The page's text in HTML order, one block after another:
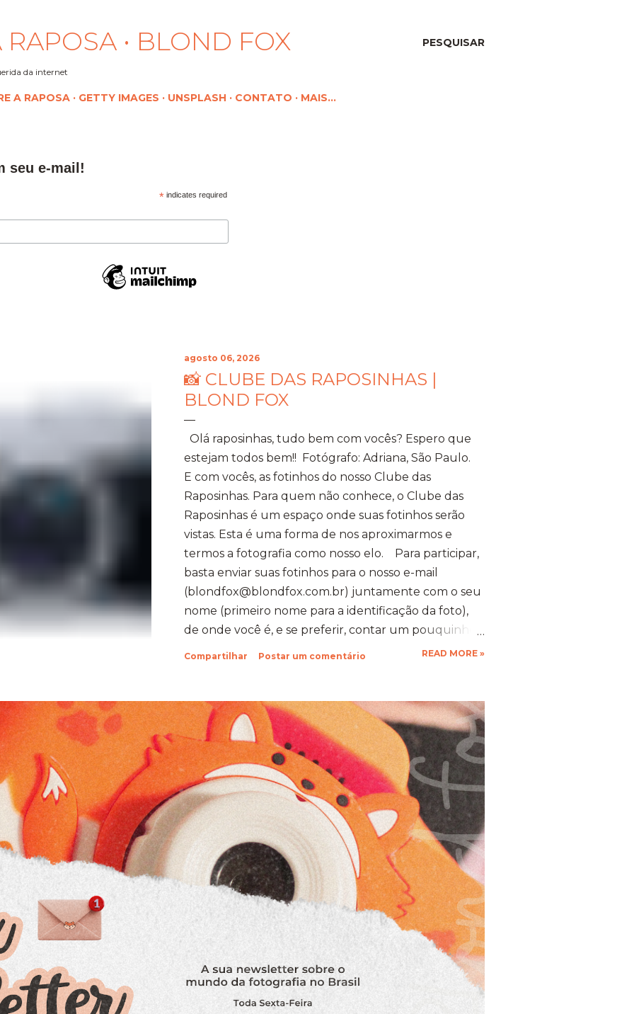
PESQUISAR
• BLOND FOX
da internet
A RAPOSA GETTY IMAGES UNSPLASH CONTATO MAIS…
seu e-mail!
*indicates required
agosto 06, 2026
📸 CLUBE DAS RAPOSINHAS |
BLOND FOX
Olá raposinhas, tudo bem com vocês? Espero que
estejam todos bem!! Fotógrafo: Adriana, São Paulo.
E com vocês, as fotinhos do nosso Clube das
Raposinhas. Para quem não conhece, o Clube das
Raposinhas é um espaço onde suas fotinhos serão
vistas. Esta é uma forma de nos aproximarmos e
termos a fotografia como nosso elo. Para participar,
basta enviar suas fotinhos para o nosso e-mail
(blondfox@blondfox.com.br) juntamente com o seu
nome (primeiro nome para a identificação da foto),
de onde você é, e se preferir, contar um pouquinho
sobre suas fotinhos. Fique a vontade! Ficarei muito
Compartilhar Postar um comentário READ MORE »